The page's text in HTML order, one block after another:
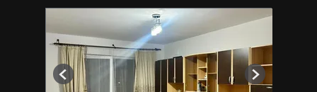
Previous Next